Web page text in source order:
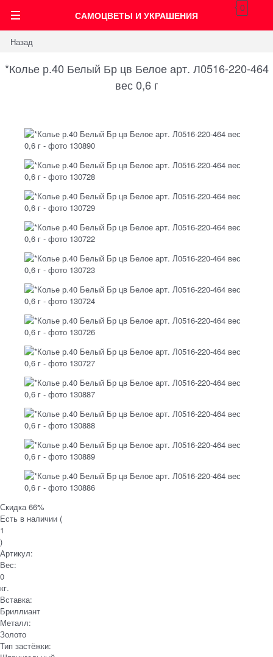
САМОЦВЕТЫ И УКРАШЕНИЯ
0
Назад
*Колье р.40 Белый Бр цв Белое арт. Л0516-220-464
вес 0,6 г
Скидка 66%
Есть в наличии (
1
)
Артикул:
Вес:
0
кг.
Вставка:
Бриллиант
Металл:
Золото
Тип застёжки: